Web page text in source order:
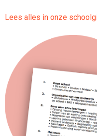
Lees alles in onze